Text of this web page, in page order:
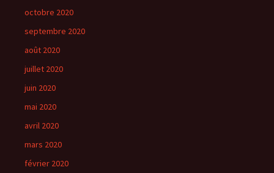
octobre 2020
septembre 2020
août 2020
juillet 2020
juin 2020
mai 2020
avril 2020
mars 2020
février 2020